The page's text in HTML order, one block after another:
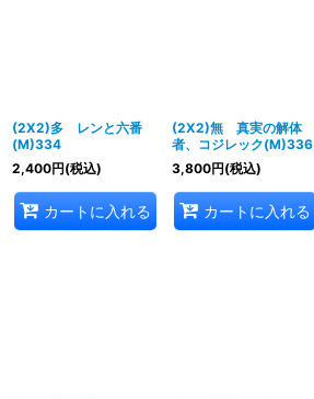
(2X2)多 レンと六番
(M)334
2,400円(税込)
カートに入れる
(2X2)無 真実の解体
者、コジレック(M)336
3,800円(税込)
カートに入れる